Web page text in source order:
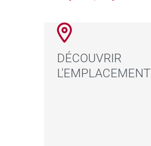
DÉCOUVRIR
L'EMPLACEMENT